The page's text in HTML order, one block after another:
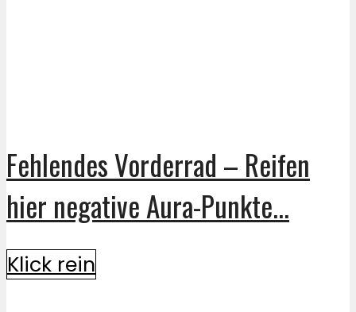
Fehlendes Vorderrad – Reifen
hier negative Aura-Punkte...
Klick rein